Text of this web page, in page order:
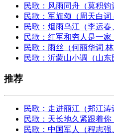
民歌：风雨同舟（莫积钧
民歌：军旗颂（周天白词
民歌：烟雨乌江（李运春
民歌：红军和穷人是一家
民歌：雨丝（何丽华词 林
民歌：沂蒙山小调（山东
推荐
民歌：走进丽江（郑江涛
民歌：天长地久紧跟着你
民歌：中国军人（程志强